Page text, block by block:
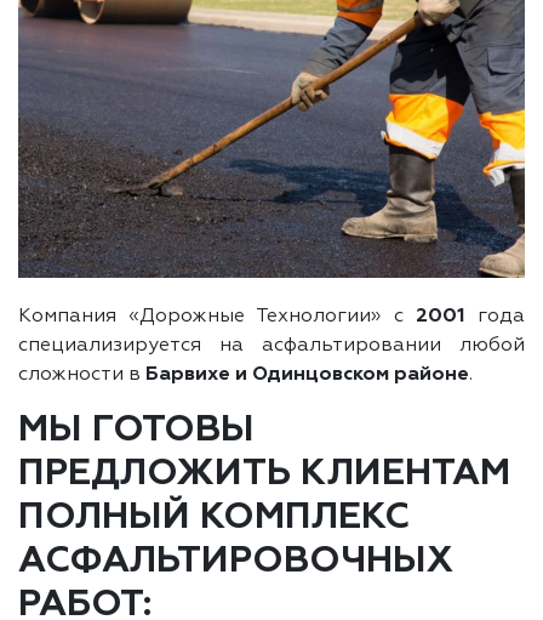
Компания «Дорожные Технологии» с 2001
года
специализируется на асфальтировании любой
сложности в Барвихе и Одинцовском районе.
МЫ ГОТОВЫ
ПРЕДЛОЖИТЬ КЛИЕНТАМ
ПОЛНЫЙ КОМПЛЕКС
АСФАЛЬТИРОВОЧНЫХ
РАБОТ: